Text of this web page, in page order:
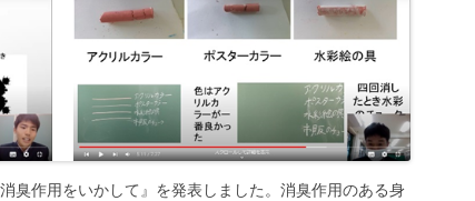
臭作用をいかして』を発表しました。消臭作用のある身